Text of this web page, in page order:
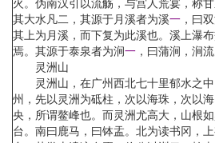
其大水凡二，其源于月溪者为溪一 ，曰
其上为月溪，而下复为此溪也。溪上瀑
焉。其源于泰泉者为涧一 ，曰蒲涧，涧
灵洲山
灵洲山，在广州西北七十里郁水之中
州，先以灵洲为砥柱，次以海珠，次以
央，所谓鳌峰也。而灵洲尤高大，山根
台。南曰鹿马，曰钵盂。北为读书冈，